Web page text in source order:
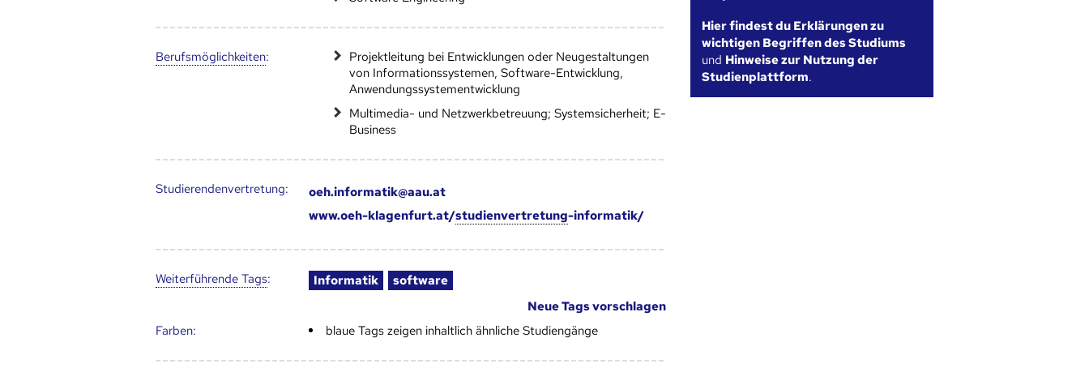
Berufs­möglich­keiten:
Projektleitung bei Entwicklungen oder Neugestaltungen
von Informationssystemen, Software-Entwicklung,
Anwendungssystementwicklung
Multimedia- und Netzwerkbetreuung; Systemsicherheit; E-
Business
Studierendenvertretung:
oeh.informatik@aau.at
www.oeh-klagenfurt.at/studienvertretung-informatik/
Weiter­führende Tags: Informatik
software
Neue Tags vorschlagen
Farben:
blaue Tags zeigen inhaltlich ähnliche Studiengänge
Hier findest du Erklärungen zu
wichtigen Begriffen des Studiums
und Hinweise zur Nutzung der
Studienplattform.